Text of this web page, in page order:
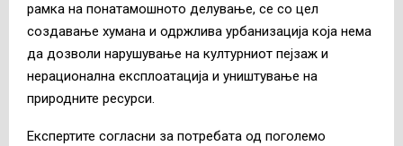
рамка на понатамошното делување, се со цел
создавање хумана и одржлива урбанизација која нема
да дозволи нарушување на културниот пејзаж и
нерационална експлоатација и уништување на
природните ресурси.
Експертите согласни за потребата од поголемо